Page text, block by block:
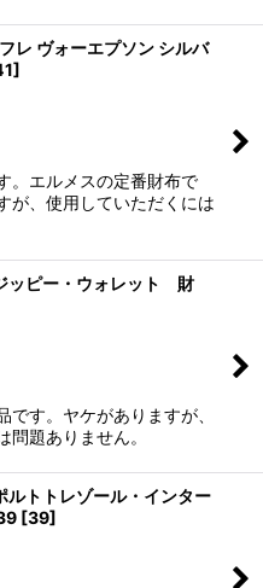
レ ヴォーエプソン シルバ
]
。エルメスの定番財布で
が、使用していただくには
ピー・ウォレット 財
です。ヤケがありますが、
問題ありません。
トトレゾール・インター
[39]